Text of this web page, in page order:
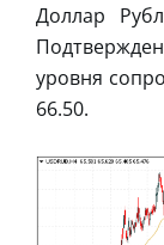
Доллар
уровня
66.50.